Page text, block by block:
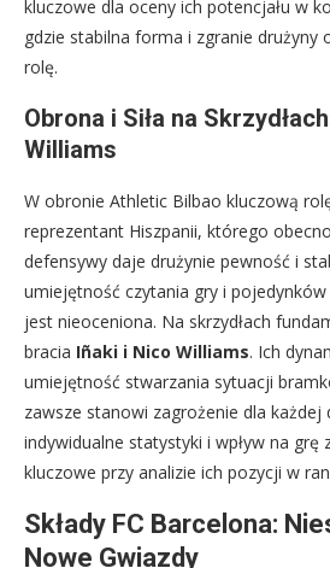
kluczowe dla oceny ich potencjału w
gdzie stabilna forma i zgranie drużyny
rolę.
Obrona i Siła na
Williams
W obronie Athletic Bilbao kluczową
reprezentant Hiszpanii, którego
defensywy daje drużynie pewność i
umiejętność czytania gry i
jest nieoceniona. Na skrzydłach
bracia Iñaki i Nico Williams. Ich
umiejętność stwarzania sytuacji
zawsze stanowi zagrożenie dla każdej
indywidualne statystyki i wpływ na grę
kluczowe przy analizie ich pozycji w
Składy FC Barcelona:
Nowe Gwiazdy